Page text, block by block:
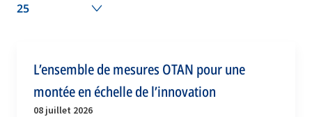
25
L’ensemble de mesures OTAN pour une
montée en échelle de l’innovation
08 juillet 2026